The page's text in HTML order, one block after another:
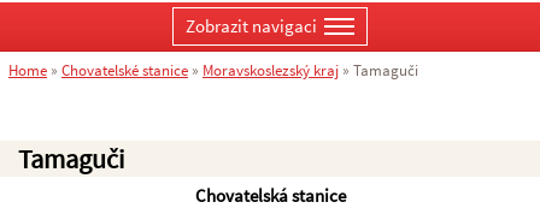
Tamaguči
Chovatelská stanice
Zobrazit navigaci
Home » Chovatelské stanice » Moravskoslezský kraj » Tamaguči